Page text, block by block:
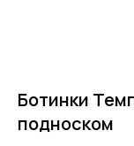
Ботинки
подноском